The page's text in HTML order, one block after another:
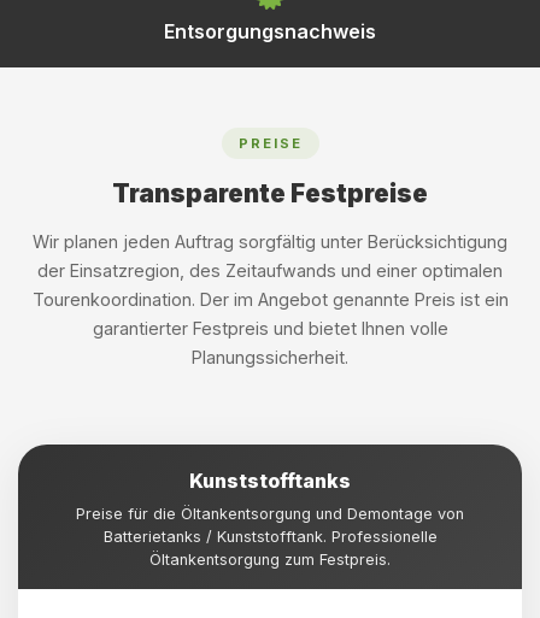
Entsorgungsnachweis
PREISE
Transparente Festpreise
Wir planen jeden Auftrag sorgfältig unter Berücksichtigung
der Einsatzregion, des Zeitaufwands und einer optimalen
Tourenkoordination. Der im Angebot genannte Preis ist ein
garantierter Festpreis und bietet Ihnen volle
Planungssicherheit.
Kunststofftanks
Preise für die Öltankentsorgung und Demontage von
Batterietanks / Kunststofftank. Professionelle
Öltankentsorgung zum Festpreis.